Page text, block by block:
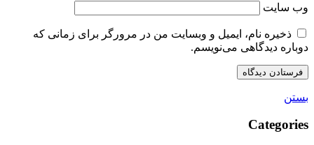
وب‌ سایت
ذخیره نام، ایمیل و وبسایت من در مرورگر برای زمانی که
دوباره دیدگاهی می‌نویسم.
بستن
Categories